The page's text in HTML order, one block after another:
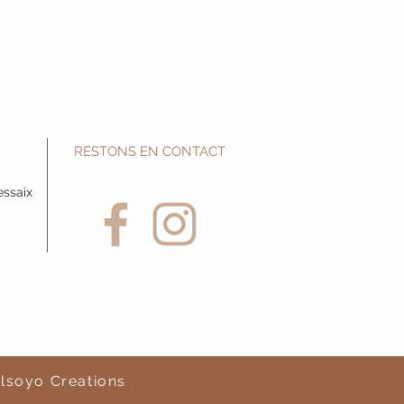
RESTONS EN CONTACT
Creations